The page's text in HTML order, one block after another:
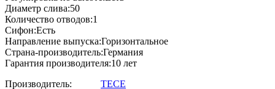
Диаметр слива:50
Количество отводов:1
Сифон:Есть
Направление выпуска:Горизонтальное
Страна-производитель:Германия
Гарантия производителя:10 лет
Производитель:
TECE